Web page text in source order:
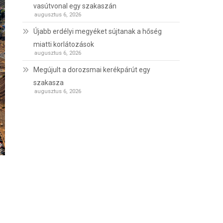
vasútvonal egy szakaszán
augusztus 6, 2026
Újabb erdélyi megyéket sújtanak a hőség
miatti korlátozások
augusztus 6, 2026
Megújult a dorozsmai kerékpárút egy
szakasza
augusztus 6, 2026